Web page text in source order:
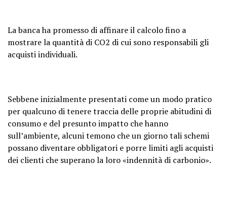
La banca ha promesso di affinare il calcolo fino a
mostrare la quantità di CO2 di cui sono responsabili gli
acquisti individuali.
Sebbene inizialmente presentati come un modo pratico
per qualcuno di tenere traccia delle proprie abitudini di
consumo e del presunto impatto che hanno
sull’ambiente, alcuni temono che un giorno tali schemi
possano diventare obbligatori e porre limiti agli acquisti
dei clienti che superano la loro «indennità di carbonio».